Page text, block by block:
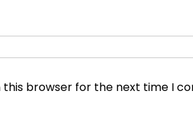
this browser for the next time I